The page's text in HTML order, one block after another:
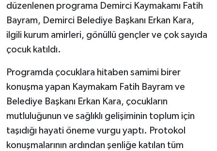
düzenlenen programa Demirci Kaymakamı Fatih
Bayram, Demirci Belediye Başkanı Erkan Kara,
ilgili kurum amirleri, gönüllü gençler ve çok sayıda
çocuk katıldı.
Programda çocuklara hitaben samimi birer
konuşma yapan Kaymakam Fatih Bayram ve
Belediye Başkanı Erkan Kara, çocukların
mutluluğunun ve sağlıklı gelişiminin toplum için
taşıdığı hayati öneme vurgu yaptı. Protokol
konuşmalarının ardından şenliğe katılan tüm
SPOR HABERLERİ
TEKNOLOJİ
ÜLKE GÜNDEMİ
YAŞAM
YEREL